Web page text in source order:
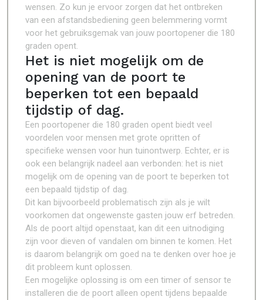
wensen. Zo kun je ervoor zorgen dat het ontbreken
van een afstandsbediening geen belemmering vormt
voor het gebruiksgemak van jouw poortopener die 180
graden opent.
Het is niet mogelijk om de
opening van de poort te
beperken tot een bepaald
tijdstip of dag.
Een poortopener die 180 graden opent biedt veel
voordelen voor mensen met grote opritten of
specifieke wensen voor hun tuinontwerp. Echter, er is
ook een belangrijk nadeel aan verbonden: het is niet
mogelijk om de opening van de poort te beperken tot
een bepaald tijdstip of dag.
Dit kan bijvoorbeeld problematisch zijn als je wilt
voorkomen dat ongewenste gasten jouw erf betreden.
Als de poort altijd openstaat, kan dit een uitnodiging
zijn voor dieven of vandalen om binnen te komen. Het
is daarom belangrijk om goed na te denken over hoe je
dit probleem kunt oplossen.
Een mogelijke oplossing is om een timer of sensor te
installeren die de poort alleen opent tijdens bepaalde